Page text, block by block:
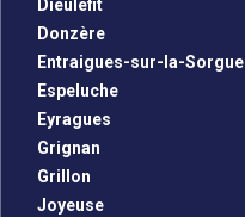
Dieulefit
Donzère
Entraigues-sur-la-Sorgue
Espeluche
Eyragues
Grignan
Grillon
Joyeuse